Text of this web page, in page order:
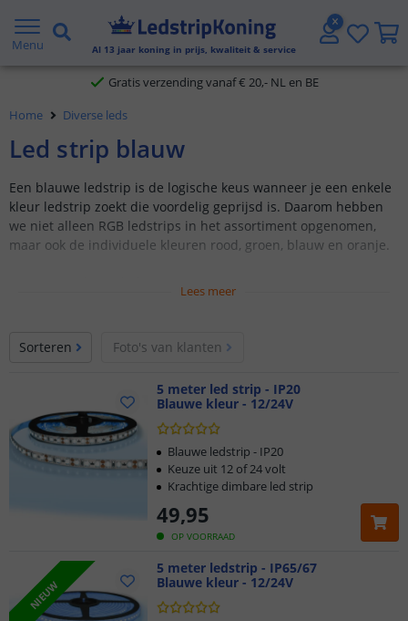
Menu Al 13 jaar koning in prijs, kwaliteit & service
5 jaar garantie
Gratis verzending vanaf € 20,- NL en BE
Home Diverse leds
Led strip blauw
Een blauwe ledstrip is de logische keus wanneer je een enkele
kleur ledstrip zoekt die voordelig geprijsd is. Daarom hebben
we niet alleen RGB ledstrips in het assortiment opgenomen,
maar ook de individuele kleuren rood, groen, blauw en oranje.
Lees meer
Sorteren Foto's van klanten
5 meter led strip - IP20
Blauwe kleur - 12/24V
OP VOORRAAD
49,95
Blauwe ledstrip - IP20
Keuze uit 12 of 24 volt
Krachtige dimbare led strip
NIEUW
5 meter ledstrip - IP65/67
Blauwe kleur - 12/24V